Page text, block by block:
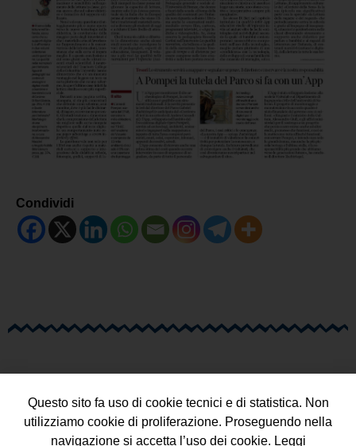
Condividi
Questo sito fa uso di cookie tecnici e di statistica. Non
utilizziamo cookie di proliferazione. Proseguendo nella
navigazione si accetta l’uso dei cookie. Leggi